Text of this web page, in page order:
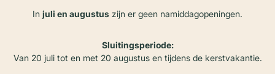
In juli en augustus zijn er geen namiddagopeningen.
Sluitingsperiode:
Van 20 juli tot en met 20 augustus en tijdens de kerstvakantie.